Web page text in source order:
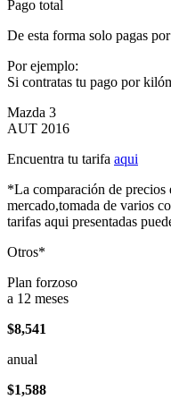
Pago total
De esta forma solo pagas
Por ejemplo:
Si contratas tu pago por
Mazda 3
AUT 2016
Encuentra tu tarifa aqui
*La comparación de precios
mercado,tomada de varios
tarifas aqui presentadas
Otros*
Plan forzoso
a 12 meses
$8,541
anual
$1,588